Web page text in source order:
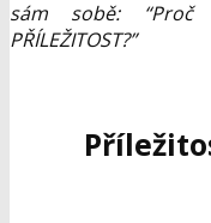
sám sobě:
PŘÍLEŽITOST?”